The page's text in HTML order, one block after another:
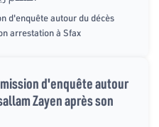
d'enquête autour du décès
arrestation à Sfax
d'enquête autour
Zayen après son